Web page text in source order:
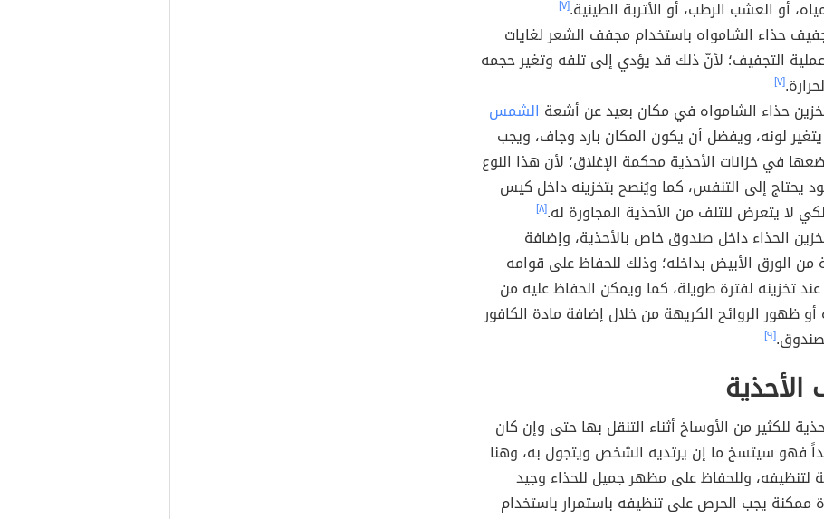
أو العشب الرطب، أو الأتربة الطينية.[٧]
حذاء الشامواه باستخدام مجفف الشعر لغايات
التجفيف؛ لأنّ ذلك قد يؤدي إلى تلفه وتغير حجمه
[٧]
حذاء الشامواه في مكان بعيد عن أشعة الشمس
لونه، ويفضل أن يكون المكان بارد وجاف، ويجب
في خزانات الأحذية محكمة الإغلاق؛ لأن هذا النوع
يحتاج إلى التنفس، كما ويُنصح بتخزينه داخل كيس
لا يتعرض للتلف من الأحذية المجاورة له.[٨]
الحذاء داخل صندوق خاص بالأحذية، وإضافة
الورق الأبيض بداخله؛ وذلك للحفاظ على قوامه
تخزينه لفترة طويلة، كما ويمكن الحفاظ عليه من
أو ظهور الروائح الكريهة من خلال إضافة مادة الكافور
[٩]
للكثير من الأوساخ أثناء التنقل بها حتى وإن كان
فهو سيتسخ ما إن يرتديه الشخص ويتجول به، وهنا
لتنظيفه، وللحفاظ على مظهر جميل للحذاء وجيد
ممكنة يجب الحرص على تنظيفه باستمرار باستخدام